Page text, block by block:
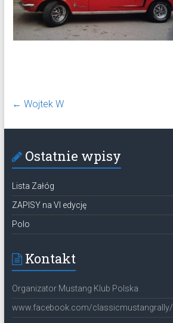
← Wojtek W
Ostatnie wpisy
Lista Załóg
ZAPISY na VI edycję
Polo
Kontakt
Organizator Mustang Klub Polska
www.facebook.com/classicmustangrally/